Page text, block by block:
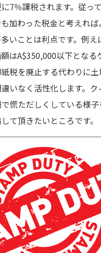
7％課税されます。従
加わった税金と考えれ
いことは利点です。例
はA$350,000以下とな
税を廃止する代わりに
いなく活性化します。
慌ただしくしている様
て頂きたいところです。